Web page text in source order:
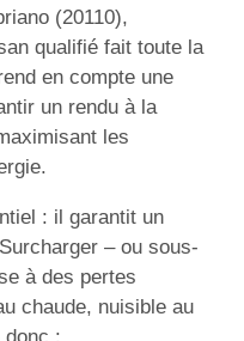
(20110),
qualifié fait toute la
en compte une
un rendu à la
les
: il garantit un
– ou sous-
à des pertes
chaude, nuisible au
donc :